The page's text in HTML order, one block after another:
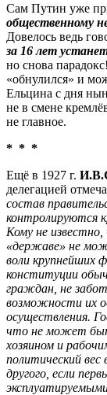
Сам Путин уже
общественному
Довелось ведь
за 16 лет
но снова
«обнулился» и
Ельцина с дня
не в смене
не главное.
* * *
Ещё в 1927 г.
делегацией
состав
контролируются
Кому не
«державе» не
воли крупнейших
конституции
граждан, не
возможности их
осуществления.
что не может
хозяином и
политический
другого, если